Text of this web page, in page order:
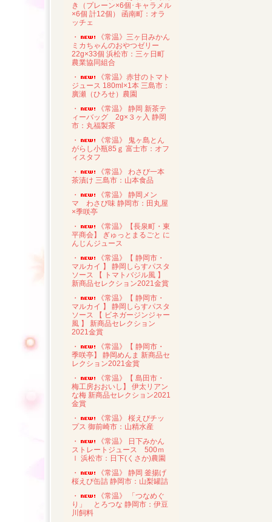
き（プレーン×6個･キャラメル
×6個 計12個） 函南町：オラ
ッチェ
・
《常温》三ヶ日みかん
ミカちゃんのおやつゼリー
22g×33個 浜松市：三ヶ日町
農業協同組合
・
《常温》赤甘のトマト
ジュース 180ml×1本 三島市：
廣瀬（ひろせ）農園
・
《常温》 静岡 新茶テ
ィーバッグ 2g×３ヶ入 静岡
市：丸福製茶
・
《常温》 鬼ヶ島とん
がらし小瓶85ｇ 富士市：オフ
ィスタフ
・
《常温》 わさび一本
茶漬け 三島市：山本食品
・
《常温》 静岡メン
マ わさび味 静岡市：田丸屋
×季咲亭
・
《常温》【長泉町・東
平商会】 ぎゅっとまるごと に
んじんジュース
・
《常温》【 静岡市・
マルカイ 】 静岡しらすパスタ
ソース 【 トマトバジル風 】
新商品セレクション2021金賞
・
《常温》【 静岡市・
マルカイ 】 静岡しらすパスタ
ソース 【 ビネガージンジャー
風 】 新商品セレクション
2021金賞
・
《常温》【 静岡市・
季咲亭】 静岡めんま 新商品セ
レクション2021金賞
・
《常温》【 島田市・
梅工房おおいし】 伊太リアン
な梅 新商品セレクション2021
金賞
・
《常温》 桜えびチッ
プス 御前崎市：山精水産
・
《常温》 日下みかん
ストレートジュース 500ｍ
ｌ 浜松市：日下(くさか)農園
・
《常温》 静岡 釜揚げ
桜えび缶詰 静岡市：山梨罐詰
・
《常温》 「つなめぐ
り」 とろつな 静岡市：伊豆
川飼料